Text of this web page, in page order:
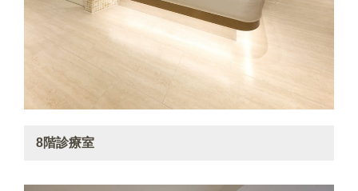
8階診療室